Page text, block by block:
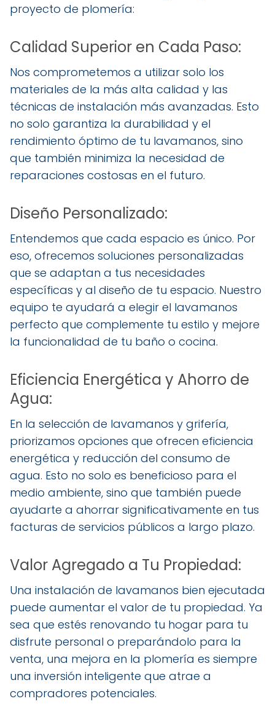
proyecto de plomería:
Calidad Superior en Cada Paso:
Nos comprometemos a utilizar solo los
materiales de la más alta calidad y las
técnicas de instalación más avanzadas. Esto
no solo garantiza la durabilidad y el
rendimiento óptimo de tu lavamanos, sino
que también minimiza la necesidad de
reparaciones costosas en el futuro.
Diseño Personalizado:
Entendemos que cada espacio es único. Por
eso, ofrecemos soluciones personalizadas
que se adaptan a tus necesidades
específicas y al diseño de tu espacio. Nuestro
equipo te ayudará a elegir el lavamanos
perfecto que complemente tu estilo y mejore
la funcionalidad de tu baño o cocina.
Eficiencia Energética y Ahorro de
Agua:
En la selección de lavamanos y grifería,
priorizamos opciones que ofrecen eficiencia
energética y reducción del consumo de
agua. Esto no solo es beneficioso para el
medio ambiente, sino que también puede
ayudarte a ahorrar significativamente en tus
facturas de servicios públicos a largo plazo.
Valor Agregado a Tu Propiedad:
Una instalación de lavamanos bien ejecutada
puede aumentar el valor de tu propiedad. Ya
sea que estés renovando tu hogar para tu
disfrute personal o preparándolo para la
venta, una mejora en la plomería es siempre
una inversión inteligente que atrae a
compradores potenciales.